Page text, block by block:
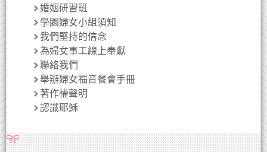
婚姻研習班
學園婦女小組須知
我們堅持的信念
為婦女事工線上奉獻
聯絡我們
舉辦婦女福音餐會手冊
著作權聲明
認識耶穌